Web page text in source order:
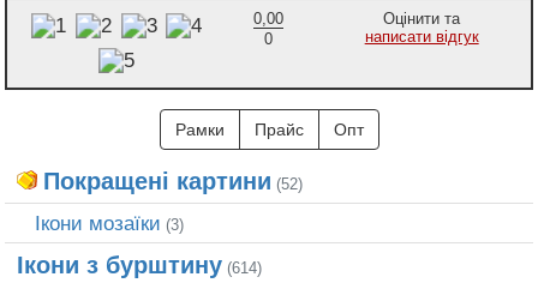
0,00
0
Оцінити та
написати відгук
Рамки Прайс Опт
Покращені картини (52)
Ікони мозаїки (3)
Ікони з бурштину (614)